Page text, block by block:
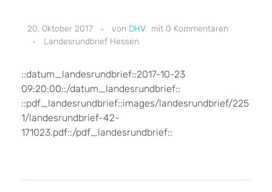
20. Oktober 2017 DHV
0 Kommentaren
Landesrundbrief Hessen
::datum_landesrundbrief::2017-10-23
09:20:00::/datum_landesrundbrief::
::pdf_landesrundbrief::images/landesrundbrief/225
1/landesrundbrief-42-
171023.pdf::/pdf_landesrundbrief::